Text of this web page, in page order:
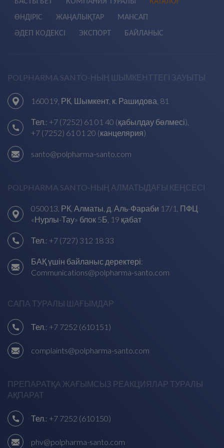
ӨНДІРІС
ЖАҢАЛЫҚТАР
МАНСАП
ӘДЕП КОДЕКСІ
ЭКСПОРТ БАЙЛАНЫС
POLPHARMA SANTO-НЫҢ ШЫМКЕНТТЕГІ ЗАУЫТЫ
160019, РК, Шымкент, к. Рашидова, 81
Тел.: +7 (7252) 61 01 40 (қабылдау бөлмесі)
+7 (7252) 61 01 20 (канцелярия)
santo@polpharma-santo.com
POLPHARMA SANTO-НЫҢ АЛМАТЫДАҒЫ КЕҢСЕСІ
050013, РК, Алматы, д. Аль-Фараби 17/1, ПФЦ
«Нурлы-Тау» блок 5Б, 19 қабат
Тел.: +7 (727) 312 18 33
БАҚ үшін байланыс деректері:
Communications@polpharma-santo.com
САПА ТУРАЛЫ ШАҒЫМДАР
Тел.: +7 7252 (610151)
complaints@polpharma-santo.com
ПРЕПАРАТҚА ЖАҒЫМСЫЗ РЕАКЦИЯЛАР ТУРАЛЫ
АҚПАРАТ
Тел.: +7 7252 (610150)
phv@polpharma-santo.com